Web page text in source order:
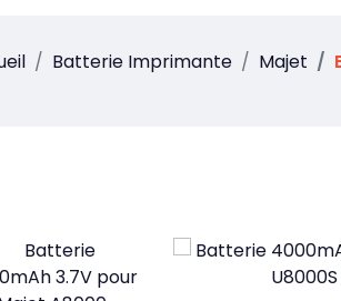
Batterie Imprimante Majet